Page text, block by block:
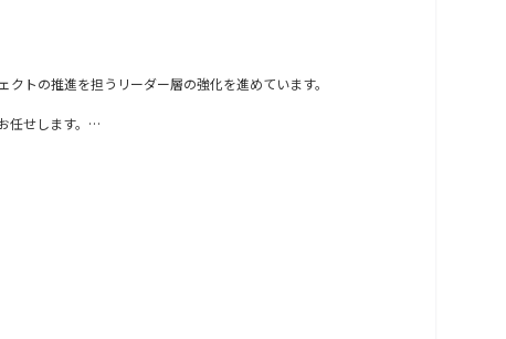
トの推進を担うリーダー層の強化を進めています。
せします。
部門と並走しながら、クライアント企業の中長期的な価値創出と